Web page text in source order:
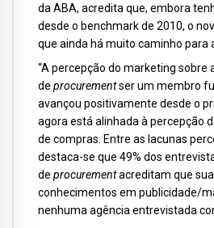
da ABA, acredita que, embora
desde o benchmark de 2010, o
que ainda há muito caminho para
“A percepção do marketing sobre
de procurementser um membro
avançou positivamente desde o
agora está alinhada à percepção
de compras. Entre as lacunas
destaca-se que 49% dos
de procurementacreditam que
conhecimentos em publicidade/
nenhuma agência entrevistada